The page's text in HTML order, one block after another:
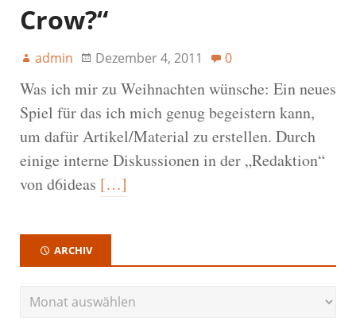
Crow?“
admin Dezember 4, 2011 0
Was ich mir zu Weihnachten wünsche: Ein neues
Spiel für das ich mich genug begeistern kann,
um dafür Artikel/Material zu erstellen. Durch
einige interne Diskussionen in der „Redaktion“
von d6ideas […]
ARCHIV